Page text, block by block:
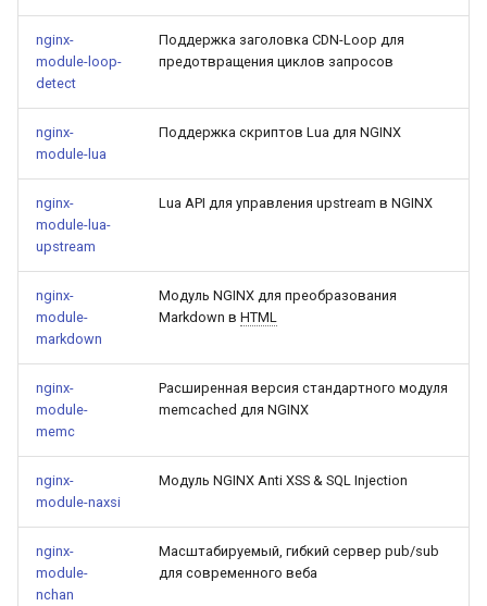
nginx-
module-loop-
detect
Поддержка заголовка CDN-Loop для
предотвращения циклов запросов
nginx-
module-lua
Поддержка скриптов Lua для NGINX
nginx-
module-lua-
upstream
Lua API для управления upstream в NGINX
nginx-
module-
markdown
Модуль NGINX для преобразования
Markdown в HTML
nginx-
module-
memc
Расширенная версия стандартного модуля
memcached для NGINX
nginx-
module-naxsi
Модуль NGINX Anti XSS & SQL Injection
nginx-
module-
nchan
Масштабируемый, гибкий сервер pub/sub
для современного веба